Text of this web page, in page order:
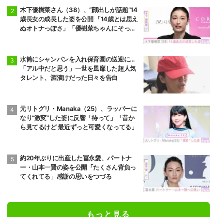
木下優樹菜さん（38）、“顔出しが話題”14
歳長女の成長した姿を公開 「14歳とは思え
ぬオトナっぽさ」「優樹菜ちゃんにそっく
水筒にシャンパンを入れ保育園の送迎に…
「アル中だと思う」一世を風靡した超人気
タレント、酒漬けだった日々を告白
元リトグリ・Manaka（25）、ラッパーに
なり“激変”した姿に反響「待って」「昔か
ら見てるけど 最近ずっと可愛くなってる」
約20年ぶりに出産した冨永愛、パートナ
ー・山本一賢の姿を公開「たくさん背負っ
てくれてる」感謝の思いをつづる
もっと見る